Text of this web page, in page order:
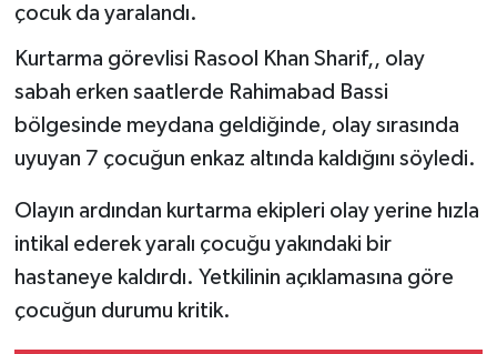
çocuk da yaralandı.
Kurtarma görevlisi Rasool Khan Sharif,, olay
sabah erken saatlerde Rahimabad Bassi
bölgesinde meydana geldiğinde, olay sırasında
uyuyan 7 çocuğun enkaz altında kaldığını söyledi.
Olayın ardından kurtarma ekipleri olay yerine hızla
intikal ederek yaralı çocuğu yakındaki bir
hastaneye kaldırdı. Yetkilinin açıklamasına göre
çocuğun durumu kritik.